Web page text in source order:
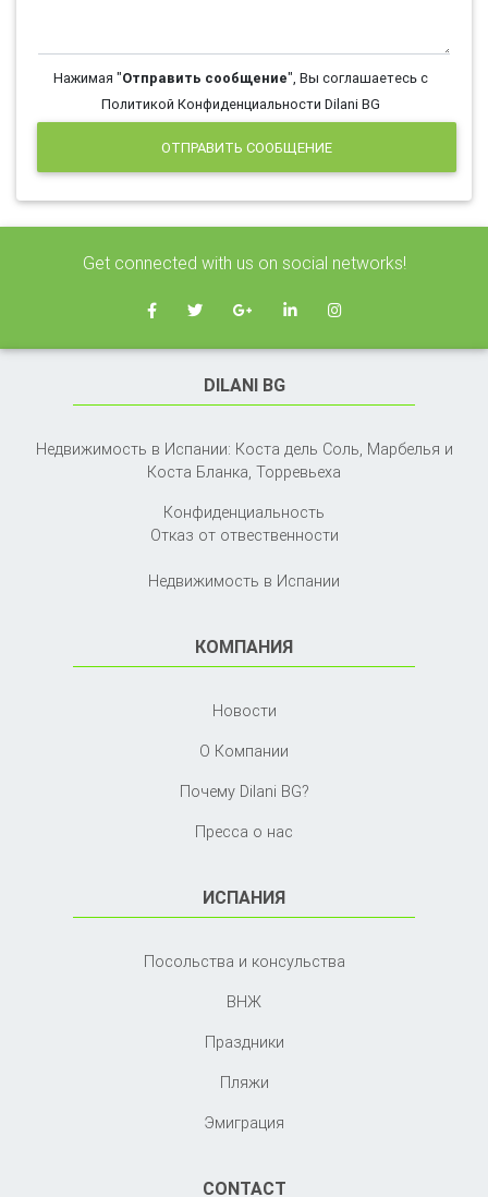
Нажимая "Отправить сообщение", Вы соглашаетесь с
Политикой Конфиденциальности Dilani BG
ОТПРАВИТЬ СООБЩЕНИЕ
Get connected with us on social networks!
DILANI BG
Недвижимость в Испании: Коста дель Соль, Марбелья и
Коста Бланка, Торревьеха
Конфиденциальность
Отказ от отвественности
Недвижимость в Испании
КОМПАНИЯ
Новости
О Компании
Почему Dilani BG?
Пресса о нас
ИСПАНИЯ
Посольства и консульства
ВНЖ
Праздники
Пляжи
Эмиграция
CONTACT